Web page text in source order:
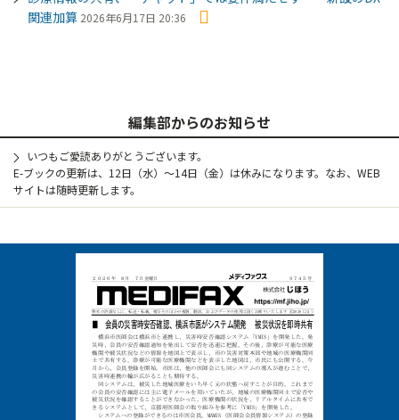
関連加算 2026年6月17日 20:36
編集部からのお知らせ
いつもご愛読ありがとうございます。
E-ブックの更新は、12日（水）～14日（金）は休みになります。なお、WEB
サイトは随時更新します。